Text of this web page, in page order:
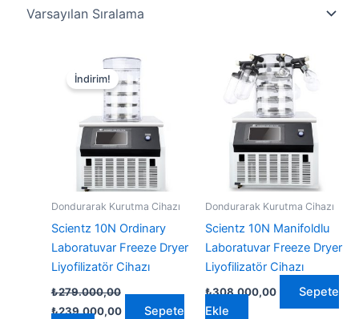
İndirim!
Dondurarak Kurutma Cihazı
Scientz 10N Ordinary
Laboratuvar Freeze Dryer
Liyofilizatör Cihazı
₺279.000,00
Orijinal
₺239.000,00Şu
Sepete
Dondurarak Kurutma Cihazı
Scientz 10N Manifoldlu
Laboratuvar Freeze Dryer
Liyofilizatör Cihazı
₺308.000,00
Sepete
Ekle